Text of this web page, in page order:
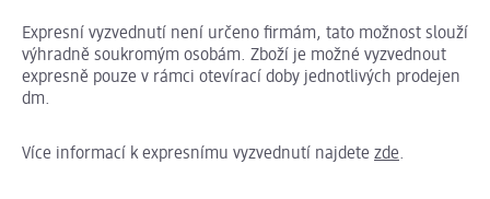
Expresní vyzvednutí není určeno firmám, tato možnost slouží
výhradně soukromým osobám. Zboží je možné vyzvednout
expresně pouze v rámci otevírací doby jednotlivých prodejen
dm.
Více informací k expresnímu vyzvednutí najdete zde.